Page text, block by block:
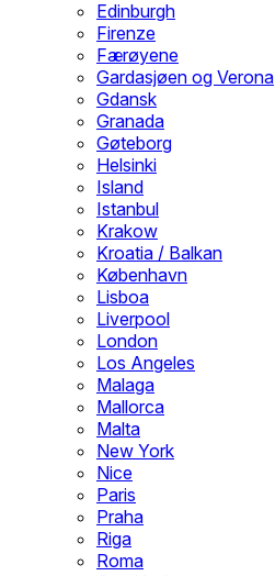
Edinburgh
Firenze
Færøyene
Gardasjøen og Verona
Gdansk
Granada
Gøteborg
Helsinki
Island
Istanbul
Krakow
Kroatia / Balkan
København
Lisboa
Liverpool
London
Los Angeles
Malaga
Mallorca
Malta
New York
Nice
Paris
Praha
Riga
Roma